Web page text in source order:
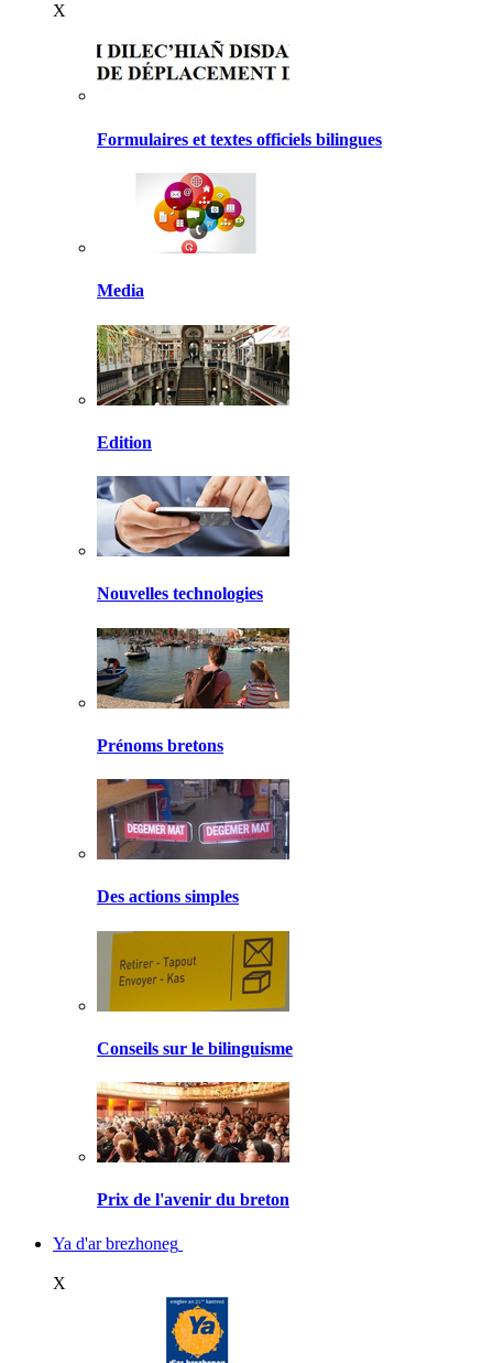
X
Formulaires et textes officiels bilingues
Media
Edition
Nouvelles technologies
Prénoms bretons
Des actions simples
Conseils sur le bilinguisme
Prix de l'avenir du breton
Ya d'ar brezhoneg
X